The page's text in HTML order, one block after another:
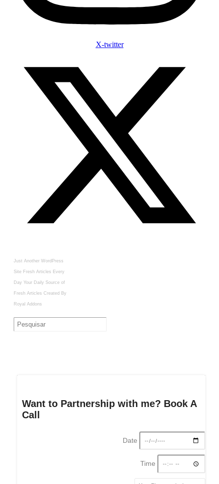
X-twitter
Just Another WordPress
Site Fresh Articles Every
Day Your Daily Source of
Fresh Articles Created By
Royal Addons
Want to Partnership with me? Book A
Call
Date
Time